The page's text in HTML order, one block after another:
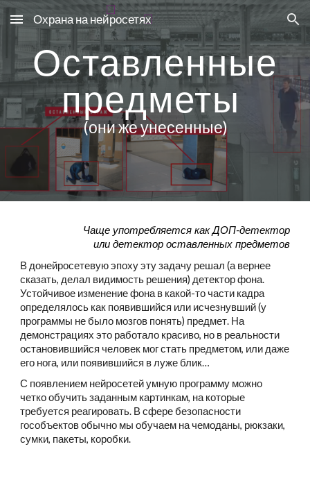
Skip to main content Skip to navigation
Охрана на нейросетях
Оставленные
предметы
(они же унесенные)
Чаще употребляется как ДОП-детектор
или детектор оставленных предметов
В донейросетевую эпоху эту задачу решал (а вернее
сказать, делал видимость решения) детектор фона.
Устойчивое изменение фона в какой-то части кадра
определялось как появившийся или исчезнувший (у
программы не было мозгов понять) предмет. На
демонстрациях это работало красиво, но в реальности
остановившийся человек мог стать предметом, или даже
его нога, или появившийся в луже блик…
С появлением нейросетей умную программу можно
четко обучить заданным картинкам, на которые
требуется реагировать. В сфере безопасности
гособъектов обычно мы обучаем на чемоданы, рюкзаки,
сумки, пакеты, коробки.